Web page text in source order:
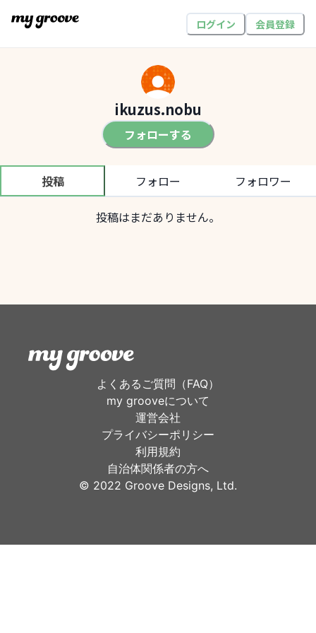
ログイン 会員登録
ikuzus.nobu
フォローする
投稿 フォロー フォロワー
投稿はまだありません。
よくあるご質問（FAQ）
my grooveについて
運営会社
プライバシーポリシー
利用規約
自治体関係者の方へ
©︎ 2022 Groove Designs, Ltd.